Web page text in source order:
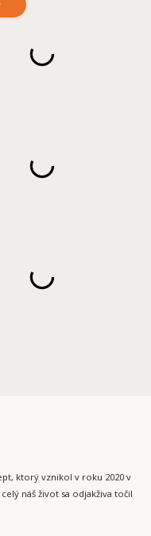
ktorý vznikol v roku 2020 v
náš život sa odjakživa točil